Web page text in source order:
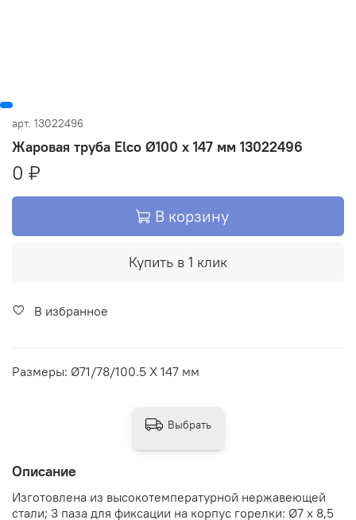
арт. 13022496
Жаровая труба Elco Ø100 x 147 мм 13022496
0 ₽
В корзину
Купить в 1 клик
В избранное
Размеры: Ø71/78/100.5 X 147 мм
Описание
Изготовлена из высокотемпературной нержавеющей
стали; 3 паза для фиксации на корпус горелки: Ø7 x 8,5
Выбрать